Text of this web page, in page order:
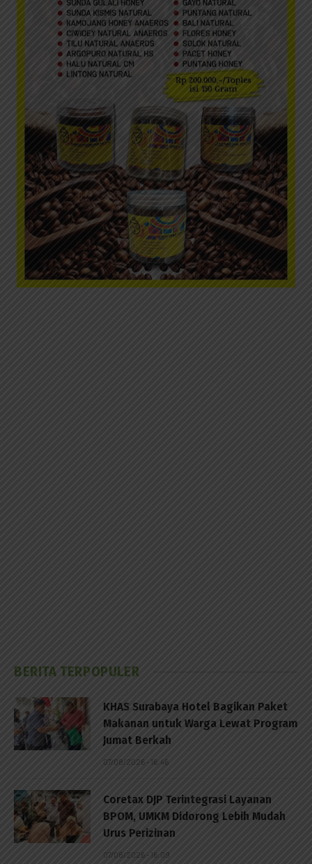
BERITA TERPOPULER
KHAS Surabaya Hotel Bagikan Paket
Makanan untuk Warga Lewat Program
Jumat Berkah
07/08/2026 - 16:46
Coretax DJP Terintegrasi Layanan
BPOM, UMKM Didorong Lebih Mudah
Urus Perizinan
07/08/2026 - 16:09